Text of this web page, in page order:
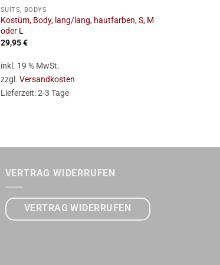
SUITS, BODYS
Kostüm, Body, lang/lang, hautfarben, S, M
oder L
29,95€
inkl. 19 % MwSt.
zzgl. Versandkosten
Lieferzeit:2-3 Tage
VERTRAG WIDERRUFEN
VERTRAG WIDERRUFEN